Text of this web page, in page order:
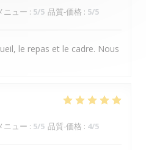
ニュー : 5/5 品質-価格 : 5/5
le repas et le cadre. Nous
ニュー : 5/5 品質-価格 : 4/5